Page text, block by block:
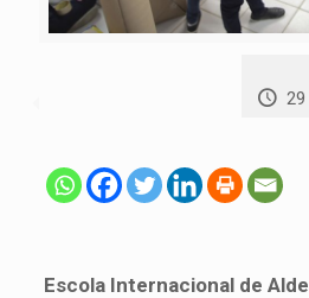
Escola Internacional de